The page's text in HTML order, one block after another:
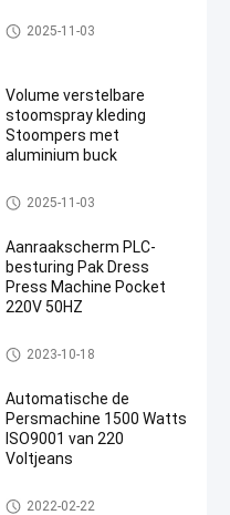
De Machine van de jeanspers
2025-11-03
Volume verstelbare
stoomspray kleding
Stoompers met
aluminium buck
Broek Dringende Machine
2025-11-03
Aanraakscherm PLC-
besturing Pak Dress
Press Machine Pocket
220V 50HZ
De Machine van de jeanspers
2023-10-18
Automatische de
Persmachine 1500 Watts
ISO9001 van 220
Voltjeans
De Machine van de jeanspers
2022-02-22